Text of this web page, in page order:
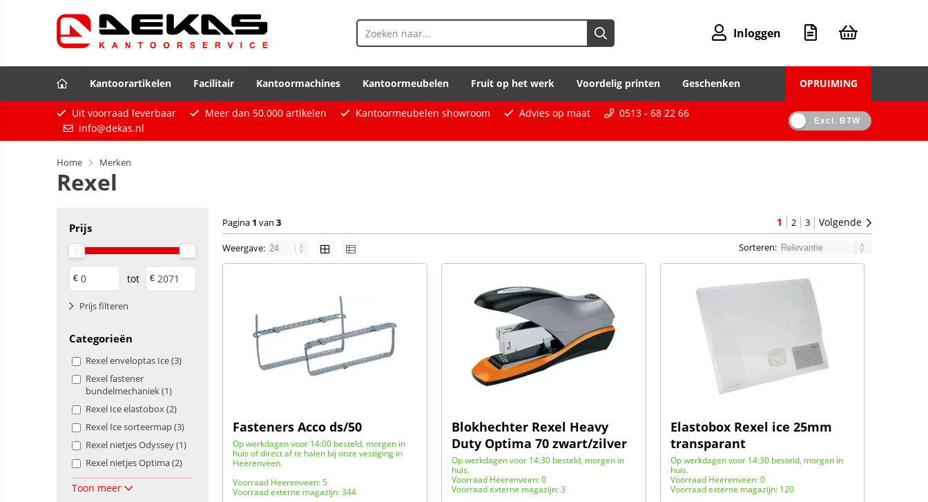
Inloggen
Kantoorartikelen Facilitair Kantoormachines Kantoormeubelen Fruit op het werk Voordelig printen Geschenken OPRUIMING
Uit voorraad leverbaar Meer dan 50.000 artikelen Kantoormeubelen showroom Advies op maat
0513 - 68 22 66
info@dekas.nl
Excl. BTW
Home Merken
Rexel
Prijs
€ tot €
Prijs filteren
Categorieën
Rexel enveloptas Ice (3)
Rexel fastener
bundelmechaniek (1)
Rexel Ice elastobox (2)
Rexel Ice sorteermap (3)
Rexel nietjes Odyssey (1)
Rexel nietjes Optima (2)
Toon meer
Pagina 1 van 3 1 2 3 Volgende
Weergave: Sorteren:
Fasteners Acco ds/50
Op werkdagen voor 14:00 besteld, morgen in
huis of direct af te halen bij onze vestiging in
Heerenveen.
Voorraad Heerenveen: 5
Voorraad externe magazijn: 344
Blokhechter Rexel Heavy
Duty Optima 70 zwart/zilver
Op werkdagen voor 14:30 besteld, morgen in
huis.
Voorraad Heerenveen: 0
Voorraad externe magazijn: 3
Elastobox Rexel ice 25mm
transparant
Op werkdagen voor 14:30 besteld, morgen in
huis.
Voorraad Heerenveen: 0
Voorraad externe magazijn: 120